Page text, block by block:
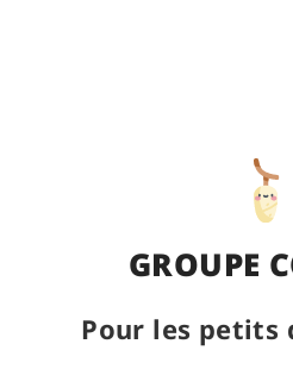
GROUPE
Pour les petits